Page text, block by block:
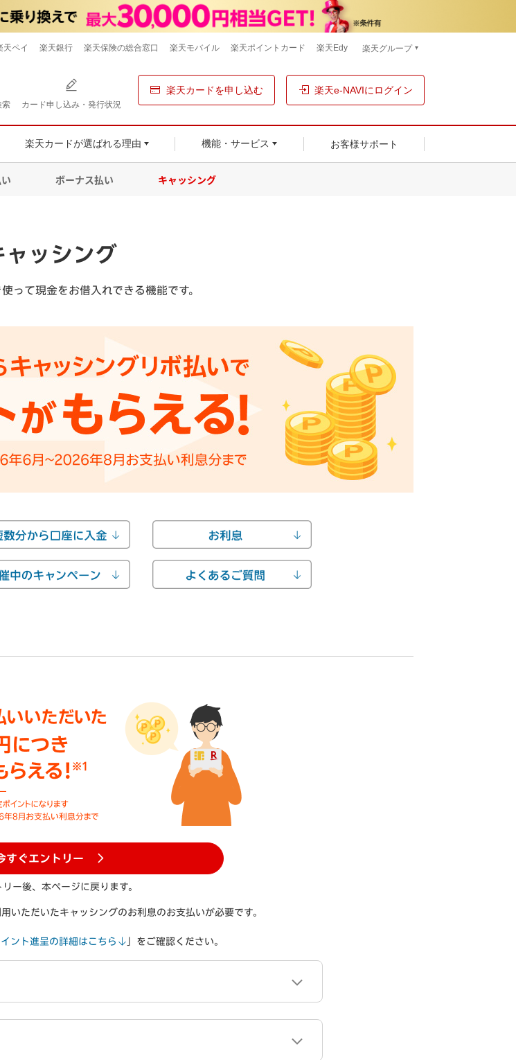
天ペイ 楽天銀行 楽天保険の総合窓口 楽天モバイル 楽天ポイントカード 楽天Edy 楽天グループ
索 カード申し込み・発行状況
楽天カードを申し込む 楽天e-NAVIにログイン
楽天カードが選ばれる理由 機能・サービス お客様サポート
ボーナス払い キャッシング
ャッシング
って現金をお借入れできる機能です。
すぐエントリー
ー後、本ページに戻ります。
ただいたキャッシングのお利息のお支払いが必要です。
ント進呈の詳細はこちら 」をご確認ください。